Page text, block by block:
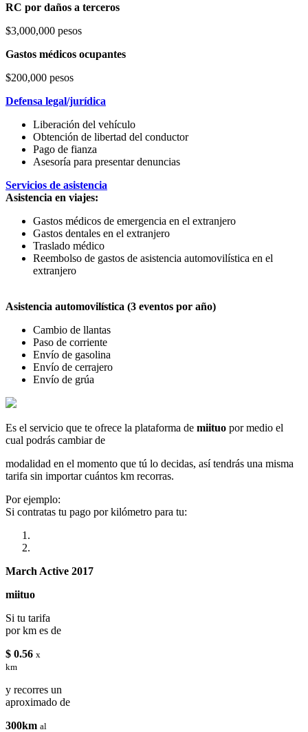
RC por daños a terceros
$3,000,000 pesos
Gastos médicos ocupantes
$200,000 pesos
Defensa legal/jurídica
Liberación del vehículo
Obtención de libertad del conductor
Pago de fianza
Asesoría para presentar denuncias
Servicios de asistencia
Asistencia en viajes:
Gastos médicos de emergencia en el extranjero
Gastos dentales en el extranjero
Traslado médico
Reembolso de gastos de asistencia automovilística en el
extranjero
Asistencia automovilística (3 eventos por año)
Cambio de llantas
Paso de corriente
Envío de gasolina
Envío de cerrajero
Envío de grúa
Es el servicio que te ofrece la plataforma de miituo por medio el
cual podrás cambiar de
modalidad en el momento que tú lo decidas, así tendrás una misma
tarifa sin importar cuántos km recorras.
Por ejemplo:
Si contratas tu pago por kilómetro para tu:
March Active 2017
miituo
Si tu tarifa
por km es de
$ 0.56 x
km
y recorres un
aproximado de
300km al